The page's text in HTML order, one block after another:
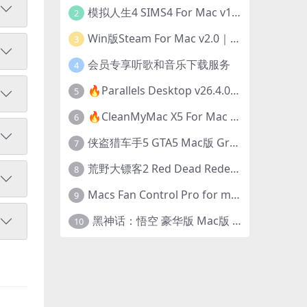
2 模拟人生4 SIMS4 For Mac v1.118.257.1220｜中文原生版｜无限金币｜全100DLC
3 Win版Steam For Mac v2.0｜在Mac运行Win版游戏！｜升级GPTK4.0支持！
4 会员专享听歌和音乐下载服务
5 🔥Parallels Desktop v26.4.0-57513｜免激活版｜在Mac上安装Windows/Linux等系统[赠Windows激活]
6 🔥CleanMyMac X5 For Mac v5.5.7｜免激活版｜macOS系统优化/清理神器
7 侠盗猎车手5 GTA5 Mac版 Grand Theft Auto V For Mac｜中文破解版
8 荒野大镖客2 Red Dead Redemption 2 for mac v1436.28｜中文移植版｜最好玩的开放世界游戏
9 Macs Fan Control Pro for mac v1.5.18｜中文破解版｜风扇监控与控制工具
10 黑神话：悟空 豪华版 Mac版 Black Myth: Wukong For Mac v1.0.21.23831｜国语中文移植版｜仅限终身VIP交流学习｜含Mac+Win版